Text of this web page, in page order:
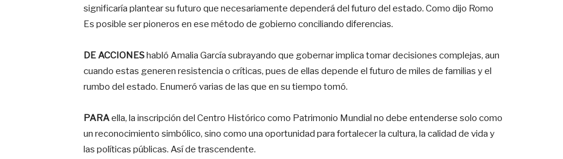
significaría plantear su futuro que necesariamente dependerá del futuro del estado. Como dijo Romo
Es posible ser pioneros en ese método de gobierno conciliando diferencias.
DE ACCIONEShabló Amalia García subrayando que gobernar implica tomar decisiones complejas, aun
cuando estas generen resistencia o críticas, pues de ellas depende el futuro de miles de familias y el
rumbo del estado. Enumeró varias de las que en su tiempo tomó.
PARAella, la inscripción del Centro Histórico como Patrimonio Mundial no debe entenderse solo como
un reconocimiento simbólico, sino como una oportunidad para fortalecer la cultura, la calidad de vida y
las políticas públicas. Así de trascendente.